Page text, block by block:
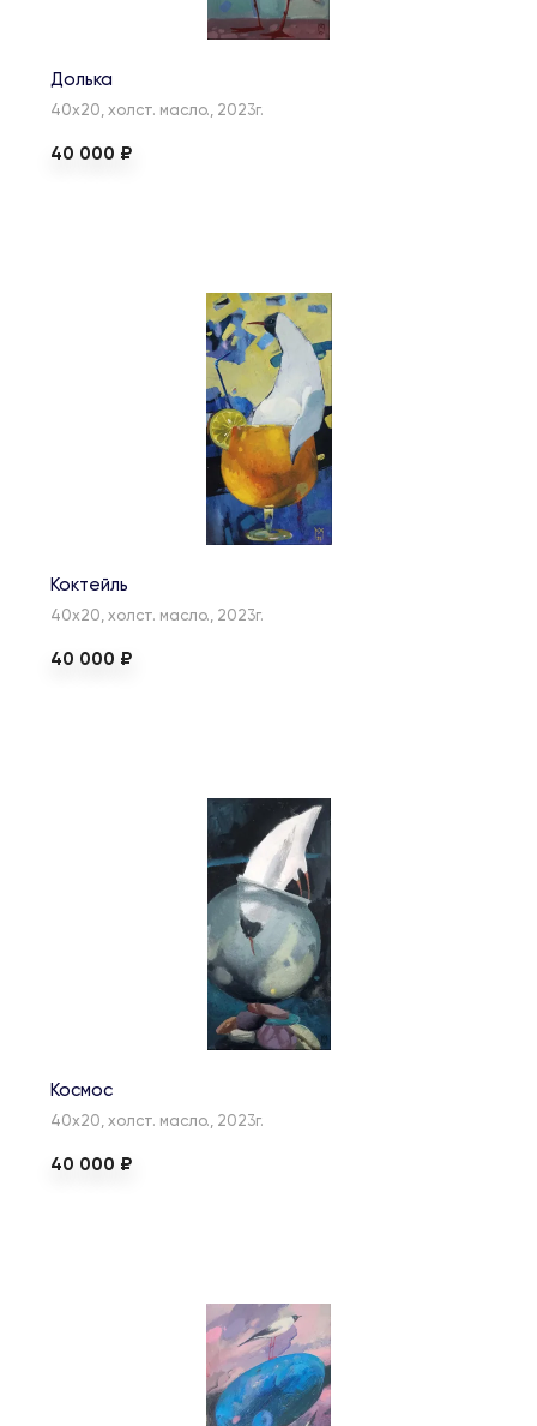
Долька
40х20, холст. масло., 2023г.
40 000 ₽
Коктейль
40х20, холст. масло., 2023г.
40 000 ₽
Космос
40х20, холст. масло., 2023г.
40 000 ₽